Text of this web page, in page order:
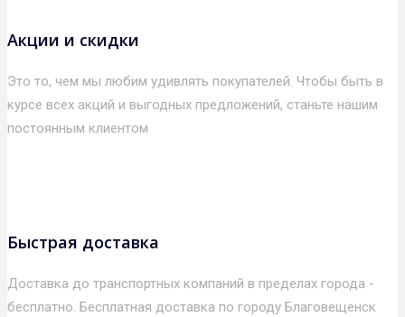
Акции и скидки
Это то, чем мы любим удивлять покупателей. Чтобы быть в
курсе всех акций и выгодных предложений, станьте нашим
постоянным клиентом
Быстрая доставка
Доставка до транспортных компаний в пределах города -
бесплатно. Бесплатная доставка по городу Благовещенск